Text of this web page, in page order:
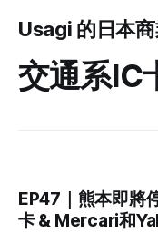
Usagi 的日本
交通系IC
EP47｜熊本即將
卡 & Mercari和